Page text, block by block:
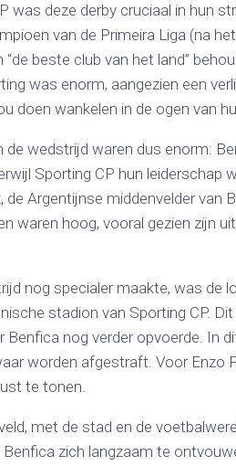
was deze derby cruciaal in hun
van de Primeira Liga (na
beste club van het land”
was enorm, aangezien een
doen wankelen in de ogen van
de wedstrijd waren dus enorm:
Sporting CP hun leiderschap
de Argentijnse middenvelder
waren hoog, vooral gezien zijn
nog specialer maakte, was de
stadion van Sporting CP.
Benfica nog verder opvoerde. In
worden afgestraft. Voor Enzo
te tonen.
met de stad en de
Benfica zich langzaam te